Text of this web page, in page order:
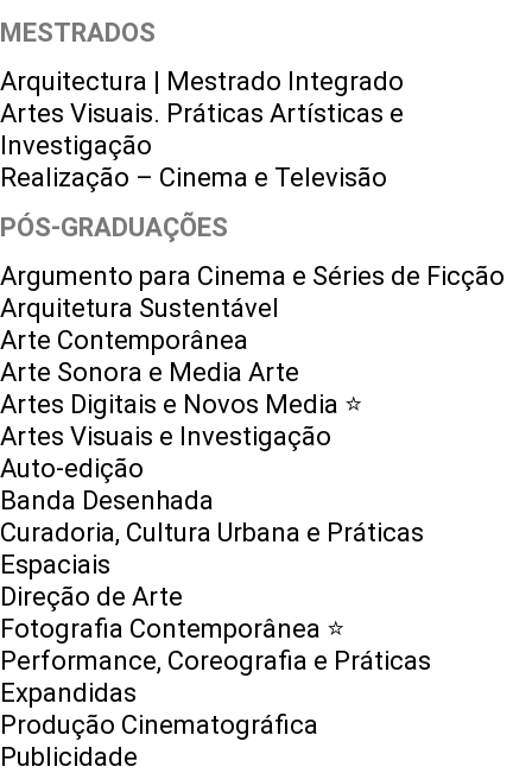
MESTRADOS
Arquitectura | Mestrado Integrado
Artes Visuais. Práticas Artísticas e
Investigação
Realização – Cinema e Televisão
PÓS-GRADUAÇÕES
Argumento para Cinema e Séries de Ficção
Arquitetura Sustentável
Arte Contemporânea
Arte Sonora e Media Arte
Artes Digitais e Novos Media ⭐️
Artes Visuais e Investigação
Auto-edição
Banda Desenhada
Curadoria, Cultura Urbana e Práticas
Espaciais
Direção de Arte
Fotografia Contemporânea ⭐️
Performance, Coreografia e Práticas
Expandidas
Produção Cinematográfica
Publicidade